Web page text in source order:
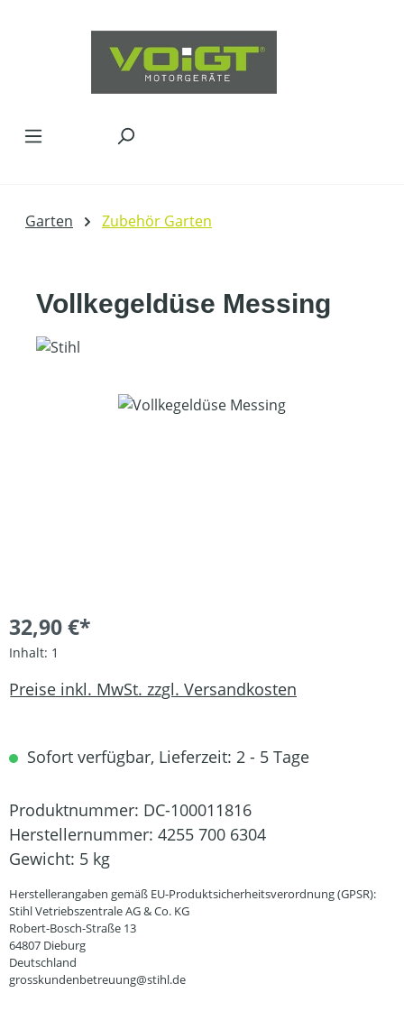
Garten Zubehör Garten
Vollkegeldüse Messing
Bildergalerie überspringen
32,90 €*
Inhalt: 1
Preise inkl. MwSt. zzgl. Versandkosten
Sofort verfügbar, Lieferzeit: 2 - 5 Tage
Produktnummer: DC-100011816
Herstellernummer: 4255 700 6304
Gewicht: 5 kg
Herstellerangaben gemäß EU-Produktsicherheitsverordnung (GPSR):
Stihl Vetriebszentrale AG & Co. KG
Robert-Bosch-Straße 13
64807 Dieburg
Deutschland
grosskundenbetreuung@stihl.de